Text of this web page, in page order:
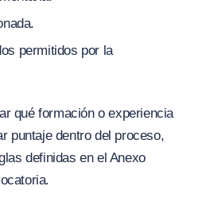
permitidos por la
qué formación o experiencia
puntaje dentro del proceso,
definidas en el Anexo